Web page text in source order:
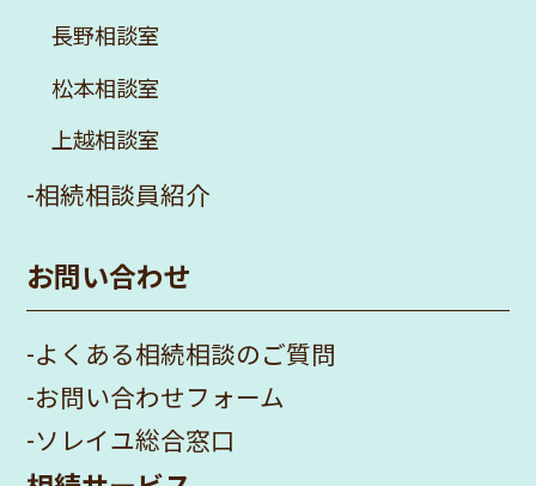
長野相談室
松本相談室
上越相談室
-相続相談員紹介
お問い合わせ
-よくある相続相談のご質問
-お問い合わせフォーム
-ソレイユ総合窓口